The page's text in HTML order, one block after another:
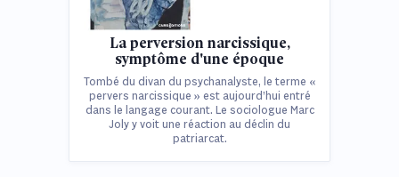
La perversion narcissique,
symptôme d'une époque
Tombé du divan du psychanalyste, le terme «
pervers narcissique » est aujourd’hui entré
dans le langage courant. Le sociologue Marc
Joly y voit une réaction au déclin du
patriarcat.